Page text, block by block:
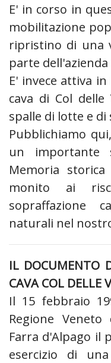
E' in corso in
mobilitazione
ripristino di una
parte
E' invece attiva
cava di Col
spalle di lotte e di
Pubblichiamo
un
Memoria
monito ai
sopraffazione
naturali nel
IL DOCUMENTO
CAVA COL DELLE
Il 15 febbraio
Regione
Farra d'Alpago il
esercizio di